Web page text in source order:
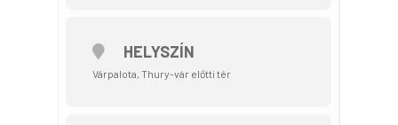
HELYSZÍN
Várpalota, Thury-vár előtti tér